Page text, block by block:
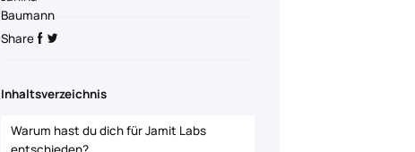
Share
Inhaltsverzeichnis
Warum hast du dich für Jamit Labs